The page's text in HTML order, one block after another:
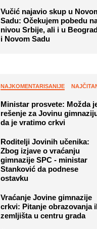
Vučić najavio skup u
Sadu: Očekujem pobedu
nivou Srbije, ali i u
i Novom Sadu
NAJKOMENTARISANIJE
Ministar prosvete: Možda
rešenje za Jovinu
da je vratimo crkvi
Roditelji Jovinih učenika:
Zbog izjave o vraćanju
gimnazije SPC - ministar
Stanković da podnese
ostavku
Vraćanje Jovine gimnazije
crkvi: Pitanje obrazovanja
zemljišta u centru grada